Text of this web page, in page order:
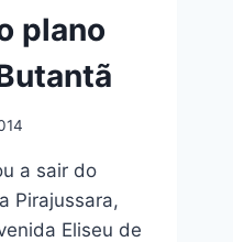
plano
a sair do
Pirajussara,
Eliseu de